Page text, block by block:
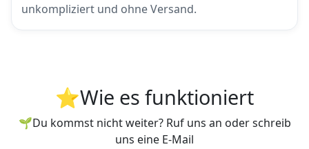
unkompliziert und ohne Versand.
⭐Wie es funktioniert
🌱Du kommst nicht weiter? Ruf uns an oder schreib
uns eine E-Mail